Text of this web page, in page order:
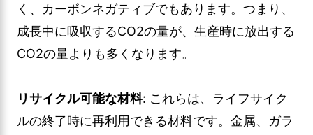
く、カーボンネガティブでもあります。つまり、
成長中に吸収するCO2の量が、生産時に放出する
CO2の量よりも多くなります。
リサイクル可能な材料: これらは、ライフサイク
ルの終了時に再利用できる材料です。金属、ガラ